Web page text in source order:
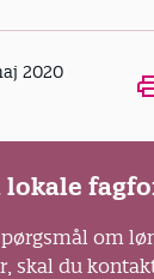
2020
om
skal du